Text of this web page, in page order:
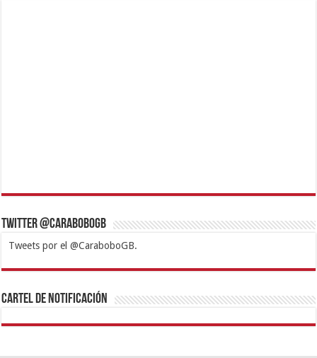
Twitter @CaraboboGB
Tweets por el @CaraboboGB.
1xbetBetturkeyBetistKralbetSupertotobetTipobetMatadorbetMariobet
https://mvbcasino.com/
Cartel de Notificación